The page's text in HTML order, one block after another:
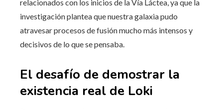
relacionados con los inicios de la Vía Láctea, ya que la
investigación plantea que nuestra galaxia pudo
atravesar procesos de fusión mucho más intensos y
decisivos de lo que se pensaba.
El desafío de demostrar la
existencia real de Loki